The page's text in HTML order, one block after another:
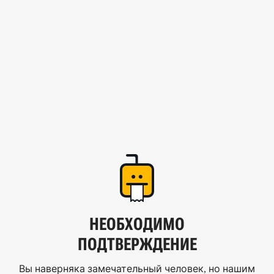
НЕОБХОДИМО
ПОДТВЕРЖДЕНИЕ
Вы наверняка замечательный человек, но нашим